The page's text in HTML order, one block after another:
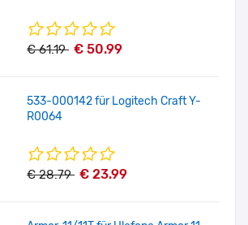
€ 61.19 € 50.99
533-000142 für Logitech Craft Y-
R0064
€ 28.79 € 23.99